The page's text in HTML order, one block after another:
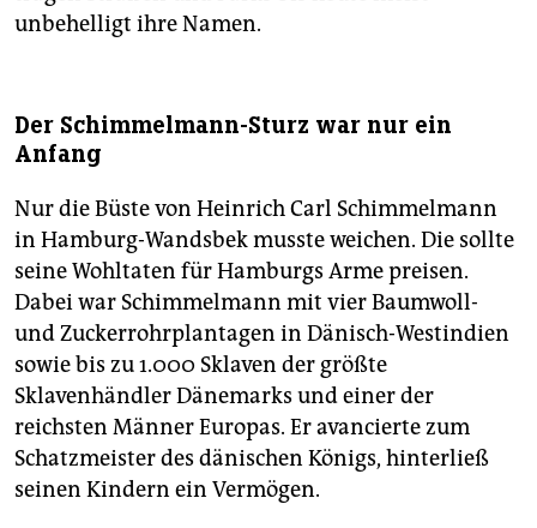
unbehelligt ihre Namen.
Der Schimmelmann-Sturz war nur ein
Anfang
Nur die Büste von Heinrich Carl Schimmelmann
in Hamburg-Wandsbek musste weichen. Die sollte
seine Wohltaten für Hamburgs Arme preisen.
Dabei war Schimmelmann mit vier Baumwoll-
und Zuckerrohrplantagen in Dänisch-Westindien
sowie bis zu 1.000 Sklaven der größte
Sklavenhändler Dänemarks und einer der
reichsten Männer Europas. Er avancierte zum
Schatzmeister des dänischen Königs, hinterließ
seinen Kindern ein Vermögen.